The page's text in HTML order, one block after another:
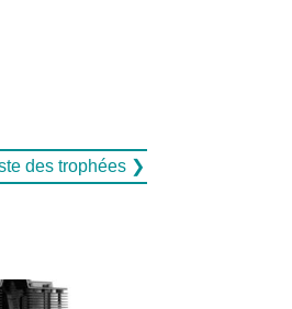
des trophées ❯